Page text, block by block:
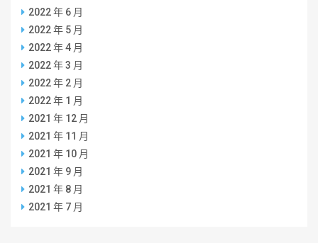
2022 年 6 月
2022 年 5 月
2022 年 4 月
2022 年 3 月
2022 年 2 月
2022 年 1 月
2021 年 12 月
2021 年 11 月
2021 年 10 月
2021 年 9 月
2021 年 8 月
2021 年 7 月